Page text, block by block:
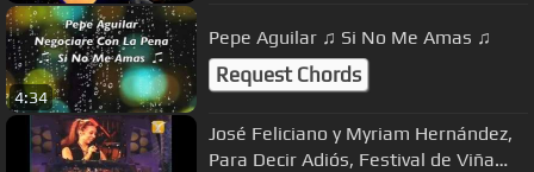
4:34
Pepe Aguilar ♫ Si No Me Amas ♫
Request Chords
José Feliciano y Myriam Hernández,
Para Decir Adiós, Festival de Viña